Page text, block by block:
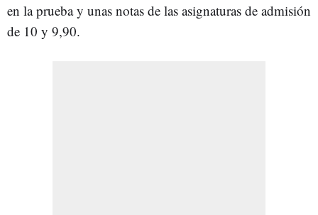
en la prueba y unas notas de las asignaturas de admisión
de 10 y 9,90.